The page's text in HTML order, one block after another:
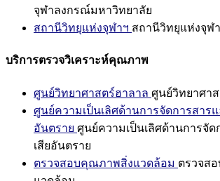
จุฬาลงกรณ์มหาวิทยาลัย
สถานีวิทยุแห่งจุฬาฯ สถานีวิทยุแห่งจุฬ
บริการตรวจวิเคราะห์คุณภาพ
ศูนย์วิทยาศาสตร์ฮาลาล ศูนย์วิทยาศา
ศูนย์ความเป็นเลิศด้านการจัดการสารแ
อันตราย ศูนย์ความเป็นเลิศด้านการจัด
เสียอันตราย
ตรวจสอบคุณภาพสิ่งแวดล้อม ตรวจส